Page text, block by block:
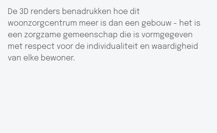
De 3D renders benadrukken hoe dit
woonzorgcentrum meer is dan een gebouw - het is
een zorgzame gemeenschap die is vormgegeven
met respect voor de individualiteit en waardigheid
van elke bewoner.